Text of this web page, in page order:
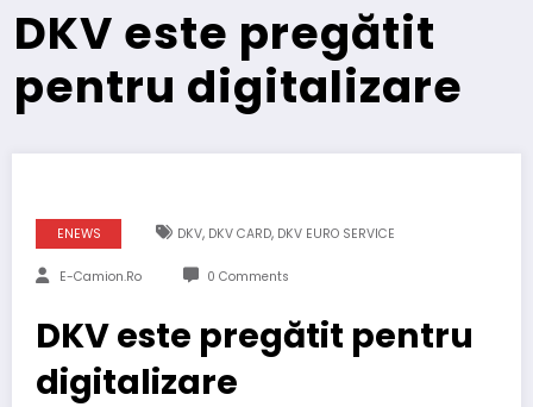
DKV este pregătit
pentru digitalizare
ENEWS DKV, DKV CARD, DKV EURO SERVICE
E-Camion.ro 0 Comments
DKV este pregătit pentru
digitalizare